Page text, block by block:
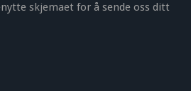
skjemaet for å sende oss ditt